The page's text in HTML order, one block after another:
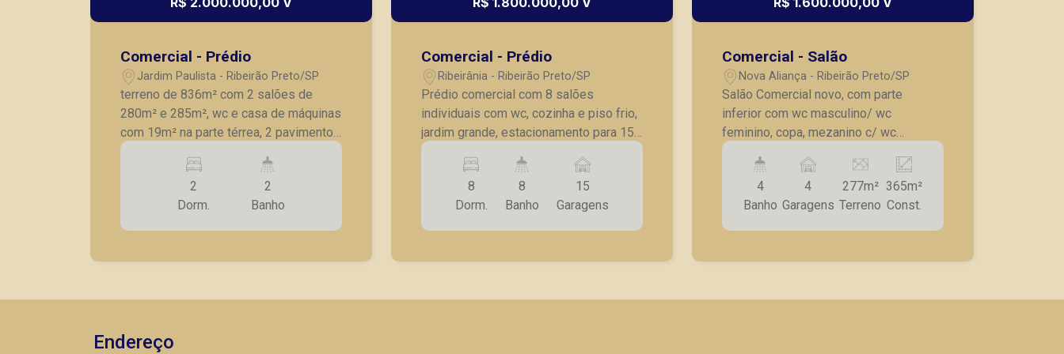
Comercial - Prédio
Jardim Paulista - Ribeirão Preto/SP
terreno de 836m² com 2 salões de
280m² e 285m², wc e casa de máquinas
com 19m² na parte térrea, 2 pavimentos
com 3 aptos com 2 dorm, sendo 1
suíte, AE, sala tv, cozinha, sala
conjugada, wc social, AS, totalizando
1.100m², 1 terreno com 704m² con
infraestrutura de estacionamento e área
2
Dorm.
2
Banho
Comercial - Prédio
Ribeirânia - Ribeirão Preto/SP
Prédio comercial com 8 salões
individuais com wc, cozinha e piso frio,
jardim grande, estacionamento para 15
carros, quintal grande.
8
Dorm.
8
Banho
15
Garagens
Comercial - Salão
Nova Aliança - Ribeirão Preto/SP
Salão Comercial novo, com parte
inferior com wc masculino/ wc
feminino, copa, mezanino c/ wc
masculino e feminino, 4 vagas de
garagem recuadas.
4
Banho
4
Garagens
277m²
Terreno
365m²
Const.
Endereço